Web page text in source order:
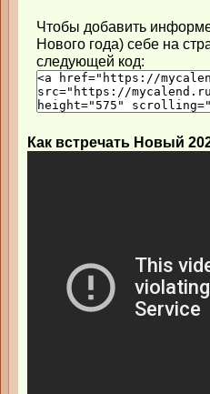
Чтобы добавить
Нового года) себе на
следующей код:
Как встречать Новый